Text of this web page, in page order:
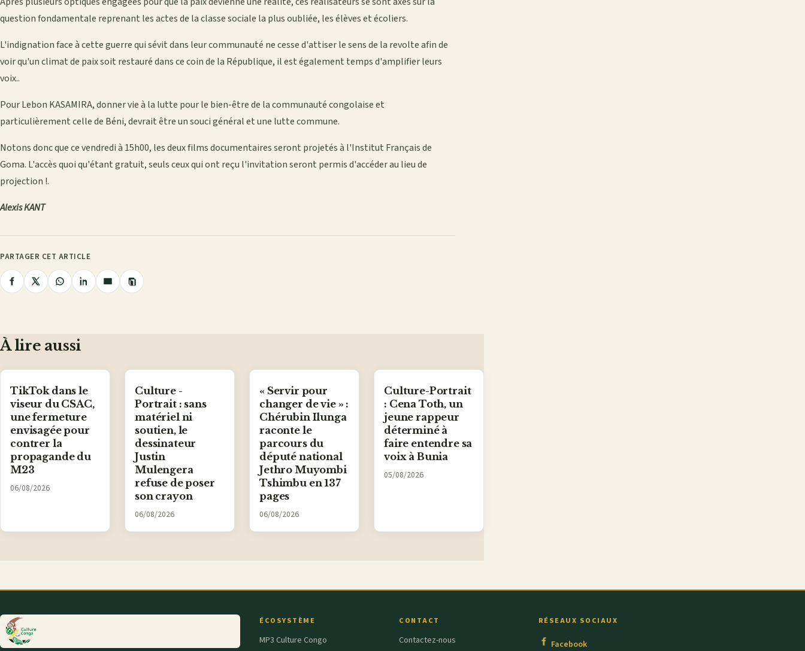
question fondamentale reprenant les actes de la classe sociale la plus oubliée, les élèves et écoliers.
L'indignation face à cette guerre qui sévit dans leur communauté ne cesse d'attiser le sens de la revolte afin de
voir qu'un climat de paix soit restauré dans ce coin de la République, il est également temps d'amplifier leurs
voix..
Pour Lebon KASAMIRA, donner vie à la lutte pour le bien-être de la communauté congolaise et
particulièrement celle de Béni, devrait être un souci général et une lutte commune.
Notons donc que ce vendredi à 15h00, les deux films documentaires seront projetés à l'Institut Français de
Goma. L'accès quoi qu'étant gratuit, seuls ceux qui ont reçu l'invitation seront permis d'accéder au lieu de
projection !.
Alexis KANT
PARTAGER CET ARTICLE
PartagerPartagerPartagerPartagerPartager
Copier
le
À lire aussi
TikTok dans le
viseur du CSAC,
une fermeture
envisagée pour
contrer la
propagande du
M23
06/08/2026
Culture -
Portrait : sans
matériel ni
soutien, le
dessinateur
Justin
Mulengera
refuse de poser
son crayon
06/08/2026
« Servir pour
changer de vie » :
Chérubin Ilunga
raconte le
parcours du
député national
Jethro Muyombi
Tshimbu en 137
pages
06/08/2026
Culture-Portrait
: Cena Toth, un
jeune rappeur
déterminé à
faire entendre sa
voix à Bunia
05/08/2026
ÉCOSYSTÈME
MP3 Culture Congo
CONTACT
Contactez-nous
RÉSEAUX SOCIAUX
Facebook